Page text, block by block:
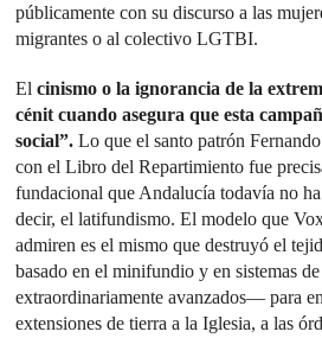
públicamente con su discurso a las
migrantes o al colectivo LGTBI.
Elcinismo o la ignorancia de la
cénit cuando asegura que esta
social”. Lo que el santo patrón
con el Libro del Repartimiento fue
fundacional que Andalucía todavía no
decir, el latifundismo. El modelo que
admiren es el mismo que destruyó el
basado en el minifundio y en sistemas
extraordinariamente avanzados— para
extensiones de tierra a la Iglesia, a las